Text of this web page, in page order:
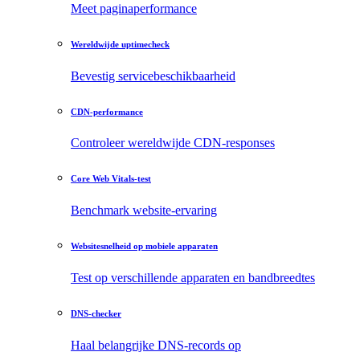
Meet paginaperformance
Wereldwijde uptimecheck
Bevestig servicebeschikbaarheid
CDN-performance
Controleer wereldwijde CDN-responses
Core Web Vitals-test
Benchmark website-ervaring
Websitesnelheid op mobiele apparaten
Test op verschillende apparaten en bandbreedtes
DNS-checker
Haal belangrijke DNS-records op